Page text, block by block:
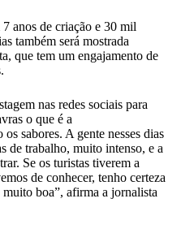
anos de criação e 30 mil
também será mostrada
que tem um engajamento de
nas redes sociais para
o que é a
sabores. A gente nesses dias
de trabalho, muito intenso, e a
Se os turistas tiverem a
de conhecer, tenho certeza
boa”, afirma a jornalista